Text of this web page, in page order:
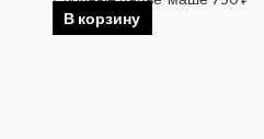
В корзину